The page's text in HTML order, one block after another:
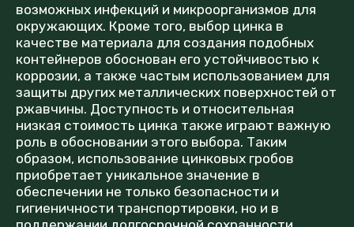
возможных инфекций и микроорганизмов для
окружающих. Кроме того, выбор цинка в
качестве материала для создания подобных
контейнеров обоснован его устойчивостью к
коррозии, а также частым использованием для
защиты других металлических поверхностей от
ржавчины. Доступность и относительная
низкая стоимость цинка также играют важную
роль в обосновании этого выбора. Таким
образом, использование цинковых гробов
приобретает уникальное значение в
обеспечении не только безопасности и
гигиеничности транспортировки, но и в